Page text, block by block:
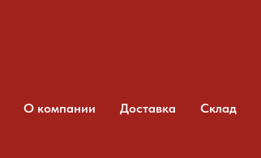
О компании Доставка Склад